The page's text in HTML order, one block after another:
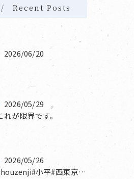
Recent Posts
2026/06/20
2026/05/29
れが限界です。
2026/05/26
#houzenji#小平#西東京市#東村山#立川市国分寺市寺...